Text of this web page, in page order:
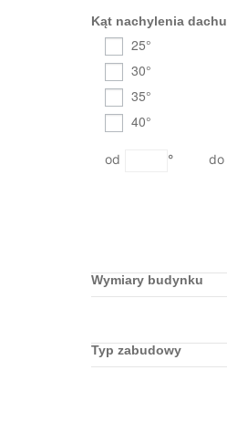
Kąt nachylenia dachu
25°
30°
35°
40°
°
Wymiary budynku
Typ zabudowy